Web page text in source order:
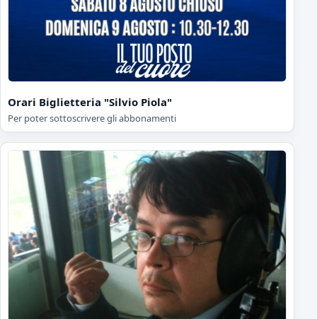
Orari Biglietteria "Silvio Piola"
Per poter sottoscrivere gli abbonamenti